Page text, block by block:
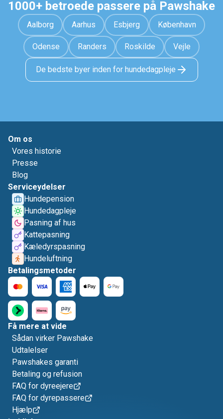
1000+ betroede passere på Pawshake
Aalborg Aarhus Esbjerg København
Odense Randers Roskilde Vejle
De bedste byer inden for hundedagpleje
Om os
Vores historie
Presse
Blog
Serviceydelser
Hundepension
Hundedagpleje
Pasning af hus
Kattepasning
Kæledyrspasning
Hundeluftning
Betalingsmetoder
Få mere at vide
Sådan virker Pawshake
Udtalelser
Pawshakes garanti
Betaling og refusion
FAQ for dyreejere
FAQ for dyrepassere
Hjælp